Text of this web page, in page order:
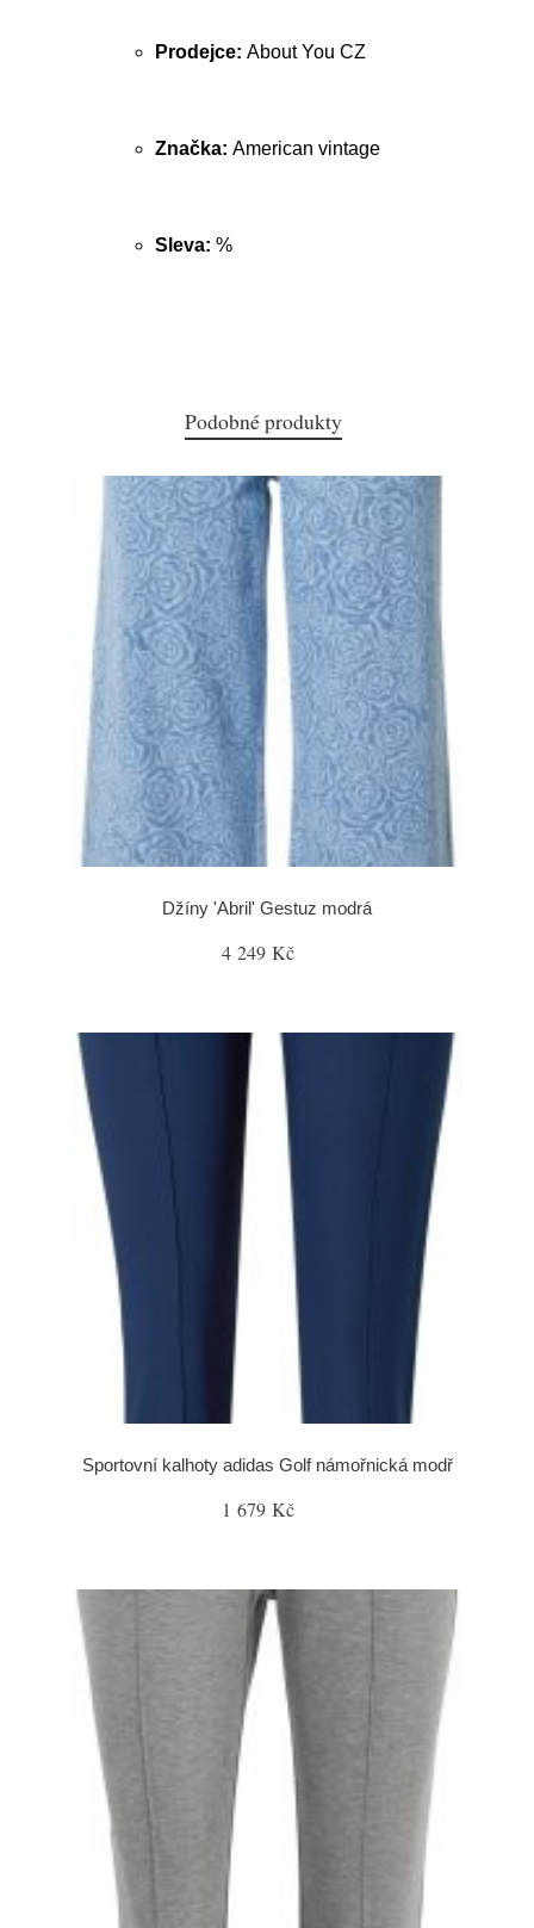
Prodejce: About You CZ
Značka: American vintage
Sleva: %
Podobné produkty
Džíny 'Abril' Gestuz modrá
4 249 Kč
Sportovní kalhoty adidas Golf námořnická modř
1 679 Kč